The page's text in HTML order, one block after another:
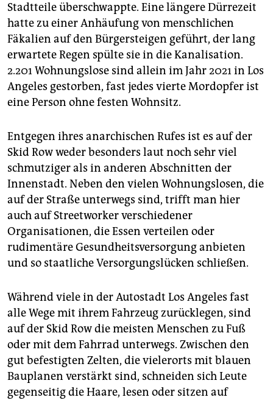
Stadtteile überschwappte. Eine längere Dürrezeit
hatte zu einer Anhäufung von menschlichen
Fäkalien auf den Bürgersteigen geführt, der lang
erwartete Regen spülte sie in die Kanalisation.
2.201 Wohnungslose sind allein im Jahr 2021 in Los
Angeles gestorben, fast jedes vierte Mordopfer ist
eine Person ohne festen Wohnsitz.
Entgegen ihres anarchischen Rufes ist es auf der
Skid Row weder besonders laut noch sehr viel
schmutziger als in anderen Abschnitten der
Innenstadt. Neben den vielen Wohnungslosen, die
auf der Straße unterwegs sind, trifft man hier
auch auf Streetworker verschiedener
Organisationen, die Essen verteilen oder
rudimentäre Gesundheitsversorgung anbieten
und so staatliche Versorgungslücken schließen.
Während viele in der Autostadt Los Angeles fast
alle Wege mit ihrem Fahrzeug zurücklegen, sind
auf der Skid Row die meisten Menschen zu Fuß
oder mit dem Fahrrad unterwegs. Zwischen den
gut befestigten Zelten, die vielerorts mit blauen
Bauplanen verstärkt sind, schneiden sich Leute
gegenseitig die Haare, lesen oder sitzen auf